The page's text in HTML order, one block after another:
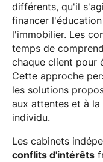
différents, qu'il
financer
l'immobilier. Les
temps de
chaque client pour
Cette approche
les solutions
aux attentes et à
individu.
Les cabinets
conflits d'intérêts